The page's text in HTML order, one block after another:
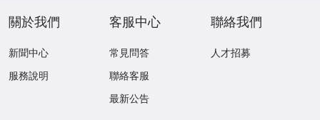
關於我們
新聞中心
服務說明
客服中心
常見問答
聯絡客服
最新公告
聯絡我們
人才招募